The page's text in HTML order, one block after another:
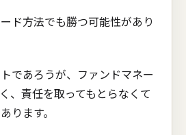
ド方法でも勝つ可能性があり
であろうが、ファンドマネー
、責任を取ってもとらなくて
ります。